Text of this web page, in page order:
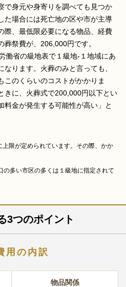
で身元や身寄りを調べても見つか
た場合には死亡地の区や市が主導
際、最低限必要になる物品、経費
祭費が、206,000円です。
働省の級地表で１級地-１地域にあ
ります。火葬のみと言っても、
このくらいのコストがかかりま
きに、火葬式で200,000円以下とい
料金が発生する可能性が高い」と
限が定められています。その際、かか
多い市区の多くは１級地に指定されて
3つのポイント
用の内訳
物品関係